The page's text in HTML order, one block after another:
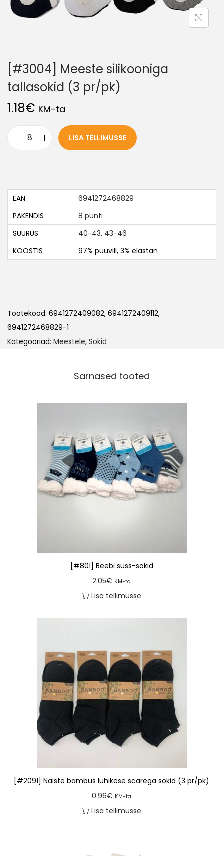
[#3004] Meeste silikooniga
tallasokid (3 pr/pk)
1.18€ KM-ta
LISA TELLIMUSSE
EAN
6941272468829
PAKENDIS
8 punti
SUURUS
40-43, 43-46
KOOSTIS
97% puuvill, 3% elastan
Tootekood: 6941272409082, 6941272409112,
6941272468829-1
Kategooriad: Meestele, Sokid
Sarnased tooted
[#801] Beebi suss-sokid
2.05€ KM-ta
Lisa tellimusse
[#2091] Naiste bambus lühikese säärega sokid (3 pr/pk)
0.96€ KM-ta
Lisa tellimusse